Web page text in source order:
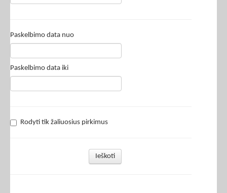
Paskelbimo data nuo
Paskelbimo data iki
Rodyti tik žaliuosius pirkimus
Ieškoti